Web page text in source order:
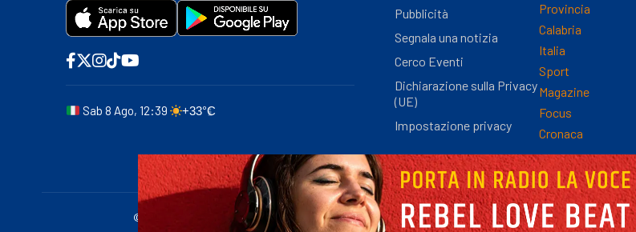
Sab 8 Ago, 12:39 +33°C
Pubblicità
Segnala una notizia
Cerco Eventi
Dichiarazione sulla Privacy
(UE)
Impostazione privacy
Provincia
Calabria
Italia
Sport
Magazine
Focus
Cronaca
© 2011-2025 quicosenza.it - Tribunale di Cosenza Registro Stampa n.9/2012 - Direttore Responsabile